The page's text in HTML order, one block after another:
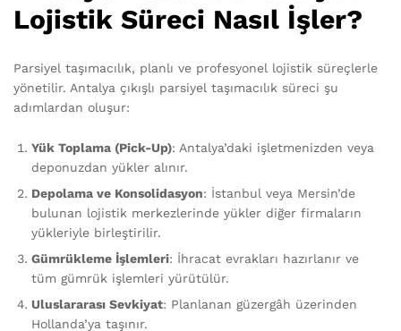
Lojistik Süreci Nasıl İşler?
Parsiyel taşımacılık, planlı ve profesyonel lojistik süreçlerle
yönetilir. Antalya çıkışlı parsiyel taşımacılık süreci şu
adımlardan oluşur:
Yük Toplama (Pick-Up): Antalya’daki işletmenizden veya
deponuzdan yükler alınır.
Depolama ve Konsolidasyon: İstanbul veya Mersin’de
bulunan lojistik merkezlerinde yükler diğer firmaların
yükleriyle birleştirilir.
Gümrükleme İşlemleri: İhracat evrakları hazırlanır ve
tüm gümrük işlemleri yürütülür.
Uluslararası Sevkiyat: Planlanan güzergâh üzerinden
Hollanda’ya taşınır.